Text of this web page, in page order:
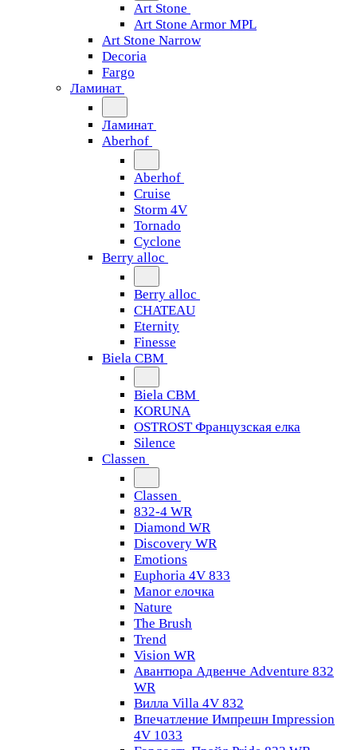
Art Stone
Art Stone Armor MPL
Art Stone Narrow
Decoria
Fargo
Ламинат
Ламинат
Aberhof
Aberhof
Cruise
Storm 4V
Tornado
Сyclone
Berry alloc
Berry alloc
CHATEAU
Eternity
Finesse
Biela CBM
Biela CBM
KORUNA
OSTROST Французская елка
Silence
Classen
Classen
832-4 WR
Diamond WR
Discovery WR
Emotions
Euphoria 4V 833
Manor елочка
Nature
The Brush
Trend
Vision WR
Авантюра Адвенче Adventure 832
WR
Вилла Villa 4V 832
Впечатление Импрешн Impression
4V 1033